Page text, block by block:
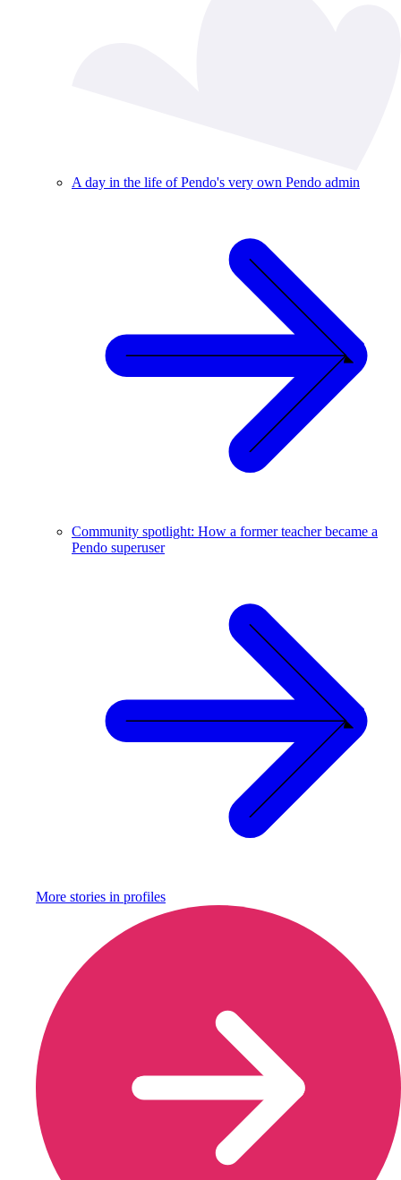
A day in the life of Pendo's very own Pendo admin
Community spotlight: How a former teacher became a
Pendo superuser
More stories in profiles